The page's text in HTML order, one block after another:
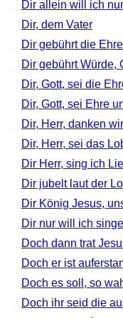
Dir allein will ich
Dir, dem Vater
Dir gebührt die
Dir gebührt Würde,
Dir, Gott, sei die
Dir, Gott, sei Ehre
Dir, Herr, danken
Dir, Herr, sei das
Dir Herr, sing ich
Dir jubelt laut der
Dir König Jesus,
Dir nur will ich
Doch dann trat
Doch er ist
Doch es soll, so
Doch ihr seid die